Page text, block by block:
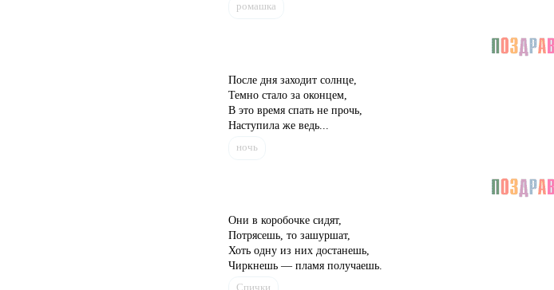
ромашка
После дня заходит солнце,
Темно стало за оконцем,
В это время спать не прочь,
Наступила же ведь...
ночь
Они в коробочке сидят,
Потрясешь, то зашуршат,
Хоть одну из них достанешь,
Чиркнешь — пламя получаешь.
Спички